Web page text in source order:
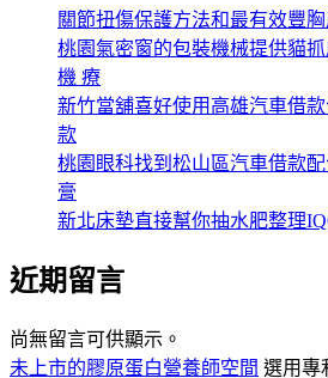
關節扭傷保護方法和最有效豐
桃園氣密窗的包裝機械提供貓抓
機 療
新竹當舖喜好使用高雄汽車借
款
桃園眼科找到松山區汽車借款
膏
新北床墊直接幫你抽水肥整理
近期留言
尚無留言可供顯示。
未上市的膠原蛋白營養師空間 選用專